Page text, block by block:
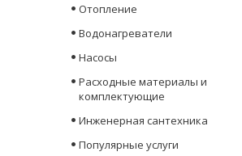
Отопление
Водонагреватели
Насосы
Расходные материалы и
комплектующие
Инженерная сантехника
Популярные услуги